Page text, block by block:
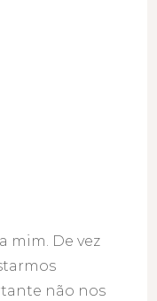
mim. De vez
não nos